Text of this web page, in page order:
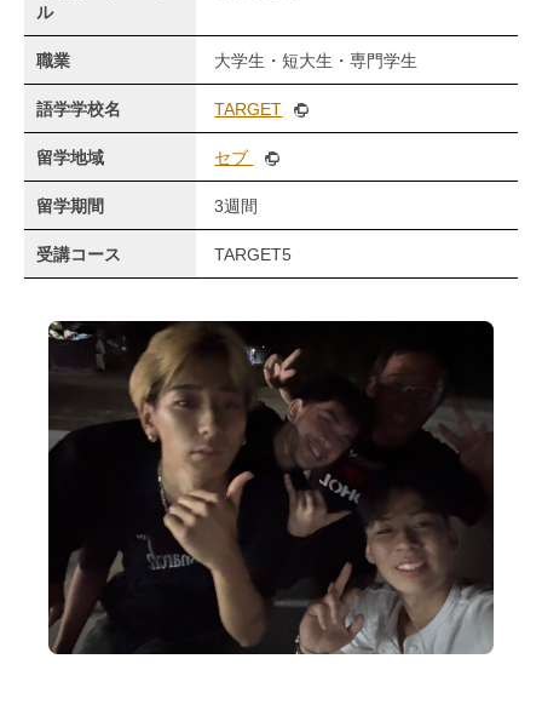
ル
職業 大学生・短大生・専門学生
語学学校名 TARGET
留学地域 セブ
留学期間 3週間
受講コース TARGET5